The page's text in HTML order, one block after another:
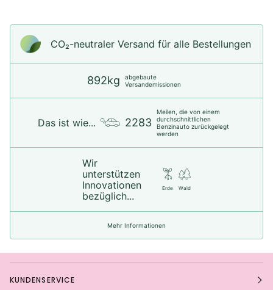
CO₂-neu­t­raler Versand für alle Bestellungen
892kg
abgebaute
Versandemissionen
Das ist wie... 2283
Meilen, die von einem
durchschnittlichen
Benzinauto zurückgelegt
werden
Wir
unterstützen
Innovationen
bezüglich...
Erde Wald
Mehr Informationen
KUNDENSERVICE